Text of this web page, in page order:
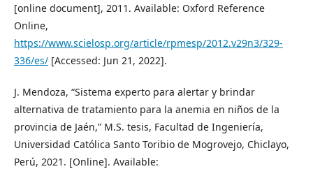
[online document], 2011. Available: Oxford Reference
Online,
https://www.scielosp.org/article/rpmesp/2012.v29n3/329-
336/es/ [Accessed: Jun 21, 2022].
J. Mendoza, “Sistema experto para alertar y brindar
alternativa de tratamiento para la anemia en niños de la
provincia de Jaén,” M.S. tesis, Facultad de Ingeniería,
Universidad Católica Santo Toribio de Mogrovejo, Chiclayo,
Perú, 2021. [Online]. Available: